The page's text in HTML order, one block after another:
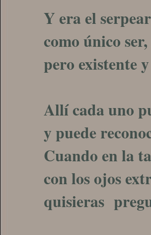
Y era el
como único
pero existente
Allí cada uno
y puede
Cuando en la
con los ojos
quisieras